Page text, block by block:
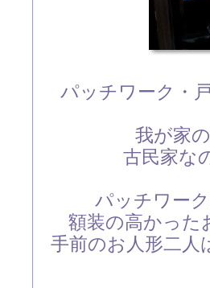
パッチワーク・
我が家
古民家な
パッチワー
額装の高かった
手前のお人形二人